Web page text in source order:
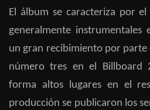
El álbum se caracteriza por
generalmente instrumentales
un gran recibimiento por parte
número tres en el Billboard
forma altos lugares en el
producción se publicaron los